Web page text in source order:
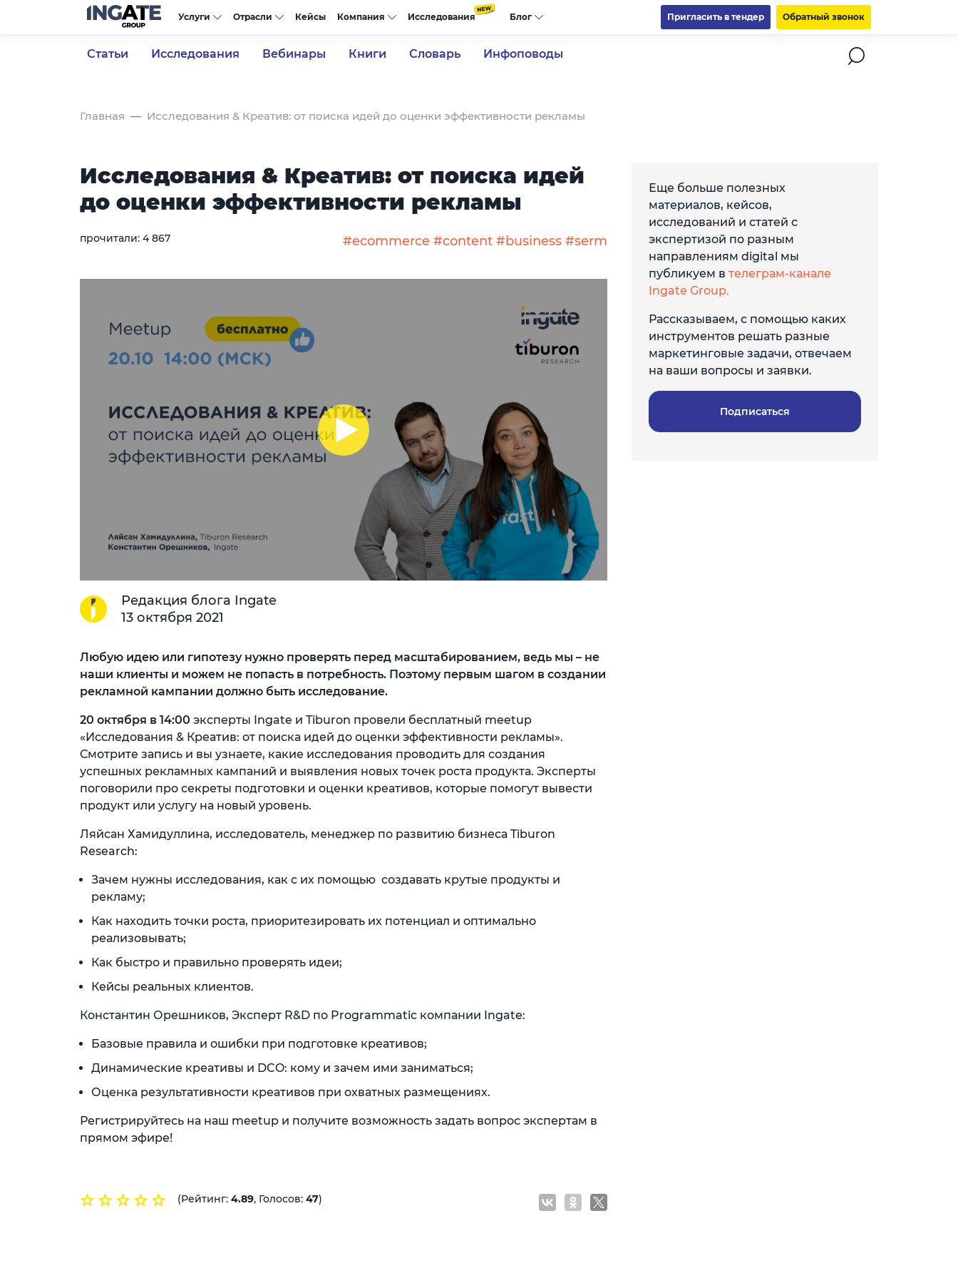
Услуги Отрасли Кейсы Компания Исследования Блог Пригласить в тендер Обратный звонок
Статьи Исследования Вебинары Книги Словарь Инфоповоды
Главная Исследования & Креатив: от поиска идей до оценки эффективности рекламы
Исследования & Креатив: от поиска идей
до оценки эффективности рекламы
прочитали: 4 867 #ecommerce #content #business #serm
Редакция блога Ingate
13 октября 2021
Любую идею или гипотезу нужно проверять перед масштабированием, ведь мы – не
наши клиенты и можем не попасть в потребность. Поэтому первым шагом в создании
рекламной кампании должно быть исследование.
20 октября в 14:00 эксперты Ingate и Tiburon провели бесплатный meetup
«Исследования & Креатив: от поиска идей до оценки эффективности рекламы».
Смотрите запись и вы узнаете, какие исследования проводить для создания
успешных рекламных кампаний и выявления новых точек роста продукта. Эксперты
поговорили про секреты подготовки и оценки креативов, которые помогут вывести
продукт или услугу на новый уровень.
Ляйсан Хамидуллина, исследователь, менеджер по развитию бизнеса Tiburon
Research:
Зачем нужны исследования, как с их помощью создавать крутые продукты и
рекламу;
Как находить точки роста, приоритезировать их потенциал и оптимально
реализовывать;
Как быстро и правильно проверять идеи;
Кейсы реальных клиентов.
Константин Орешников, Эксперт R&D по Programmatic компании Ingate:
Базовые правила и ошибки при подготовке креативов;
Динамические креативы и DCO: кому и зачем ими заниматься;
Оценка результативности креативов при охватных размещениях.
Регистрируйтесь на наш meetup и получите возможность задать вопрос экспертам в
прямом эфире!
Еще больше полезных
материалов, кейсов,
исследований и статей с
экспертизой по разным
направлениям digital мы
публикуем в телеграм-канале
Ingate Group.
Рассказываем, с помощью каких
инструментов решать разные
маркетинговые задачи, отвечаем
на ваши вопросы и заявки.
Подписаться
(Рейтинг: 4.89, Голосов: 47)